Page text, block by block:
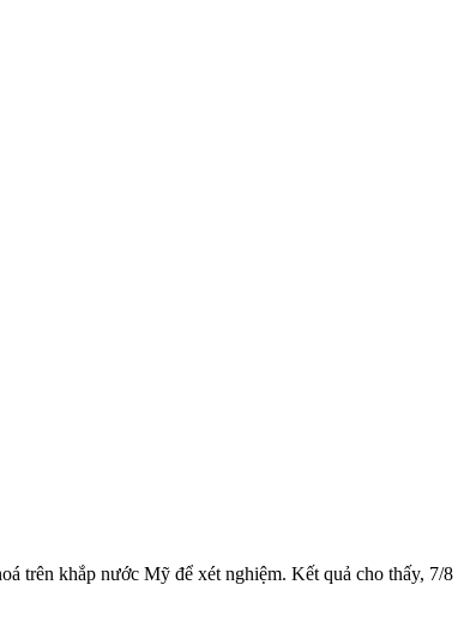
trên khắp nước Mỹ để xét nghiệm. Kết quả cho thấy, 7/8